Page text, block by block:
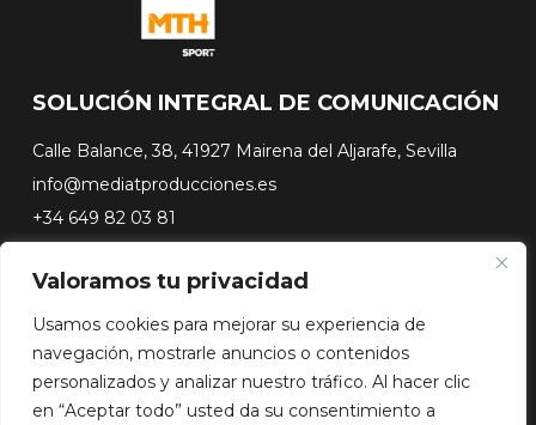
Valoramos tu privacidad
Usamos cookies para mejorar su experiencia de
navegación, mostrarle anuncios o contenidos
personalizados y analizar nuestro tráfico. Al hacer clic
en “Aceptar todo” usted da su consentimiento a
SOLUCIÓN INTEGRAL DE COMUNICACIÓN
Calle Balance, 38, 41927 Mairena del Aljarafe, Sevilla
info@mediatproducciones.es
+34 649 82 03 81
#FLASHSURFING
#CONEXIONSURFING
A CONTRA PICO
DOCUSERIES